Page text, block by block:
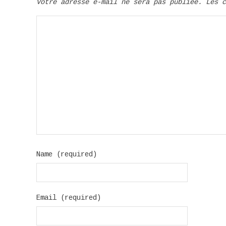
Votre adresse e-mail ne sera pas publiée. Les
Name (required)
Email (required)